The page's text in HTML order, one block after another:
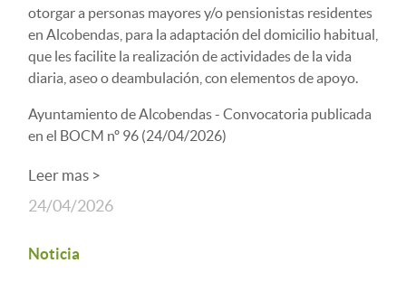
otorgar a personas mayores y/o pensionistas residentes
en Alcobendas, para la adaptación del domicilio habitual,
que les facilite la realización de actividades de la vida
diaria, aseo o deambulación, con elementos de apoyo.
Ayuntamiento de Alcobendas - Convocatoria publicada
en el BOCM nº 96 (24/04/2026)
Leer mas >
24/04/2026
Noticia